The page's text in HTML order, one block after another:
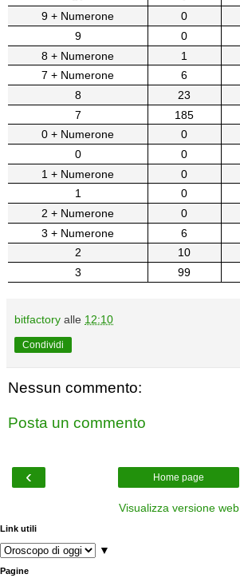
9 + Numerone
0
9
0
8 + Numerone
1
7 + Numerone
6
8
23
7
185
0 + Numerone
0
0
0
1 + Numerone
0
1
0
2 + Numerone
0
3 + Numerone
6
2
10
3
99
bitfactory alle 12:10
Condividi
Nessun commento:
Posta un commento
‹ Home page
Visualizza versione web
Link utili
▼
Pagine